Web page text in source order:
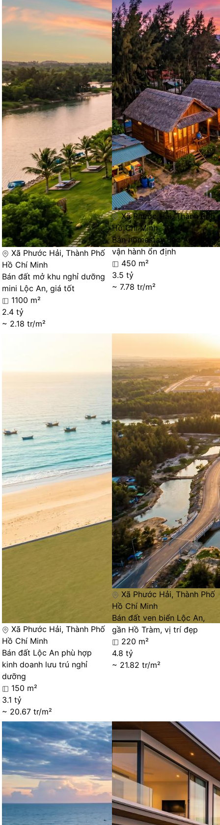
Xã Phước Hải, Thành Phố
Hồ Chí Minh
Bán đất mở khu nghỉ dưỡng
mini Lộc An, giá tốt
1100 m²
2.4 tỷ
~ 2.18 tr/m²
Xã Phước Hải, Thành Phố
Hồ Chí Minh
Bán homestay Lộc An, đang
vận hành ổn định
450 m²
3.5 tỷ
~ 7.78 tr/m²
Xã Phước Hải, Thành Phố
Hồ Chí Minh
Bán đất Lộc An phù hợp
kinh doanh lưu trú nghỉ
dưỡng
150 m²
3.1 tỷ
~ 20.67 tr/m²
Xã Phước Hải, Thành Phố
Hồ Chí Minh
Bán đất ven biển Lộc An,
gần Hồ Tràm, vị trí đẹp
220 m²
4.8 tỷ
~ 21.82 tr/m²